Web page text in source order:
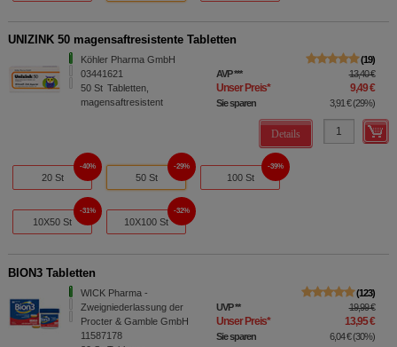
UNIZINK 50 magensaftresistente Tabletten
Köhler Pharma GmbH
03441621
50 St Tabletten,
magensaftresistent
19
AVP*** 13,40 €
Unser Preis* 9,49 €
Sie sparen 3,91 €(29%)
Details
20 St
40%
50 St
29%
100 St
39%
10X50 St
31%
10X100 St
32%
BION3 Tabletten
WICK Pharma -
Zweigniederlassung der
Procter & Gamble GmbH
11587178
123
UVP** 19,99 €
Unser Preis* 13,95 €
Sie sparen 6,04 €(30%)